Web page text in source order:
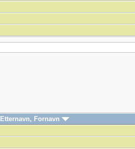
Etternavn, Fornavn